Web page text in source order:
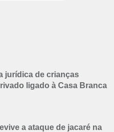
jurídica de crianças
ligado à Casa Branca
a ataque de jacaré na